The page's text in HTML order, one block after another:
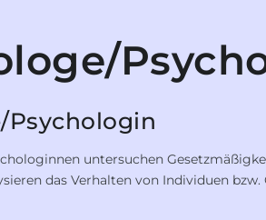
Psychologin
untersuchen
das Verhalten von Individuen